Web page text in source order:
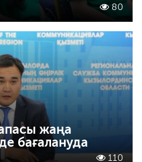
80
жаңа
бағалануда
110